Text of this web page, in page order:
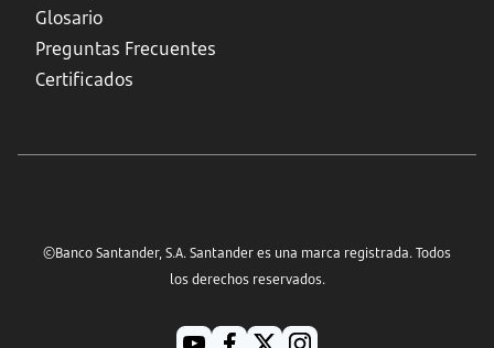
Glosario
Preguntas Frecuentes
Certificados
©Banco Santander, S.A. Santander es una marca registrada. Todos
los derechos reservados.